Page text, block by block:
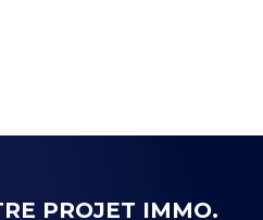
PROJET IMMO.